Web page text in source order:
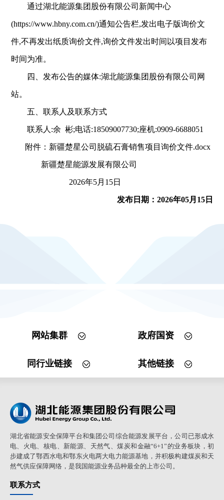
通过湖北能源集团股份有限公司新闻中心
(https://www.hbny.com.cn/)通知公告栏,发出电子版询价文
件,不再发出纸质询价文件,询价文件发出时间以项目发布
时间为准。
四、发布公告的媒体:湖北能源集团股份有限公司网
站。
五、联系人及联系方式
联系人:余 彬;电话:18509007730;座机:0909-6688051
附件：新疆楚星公司脱硫石膏销售项目询价文件.docx
新疆楚星能源发展有限公司
2026年5月15日
发布日期：2026年05月15日
网站集群 政府国资
同行业链接 其他链接
湖北省能源安全保障平台和集团公司综合能源发展平台，公司已形成水
电、火电、核电、新能源、天然气、煤炭和金融“6+1”的业务板块，初
步建成了鄂西水电和鄂东火电两大电力能源基地，并积极构建煤炭和天
然气供应保障网络，是我国能源业务品种最全的上市公司。
联系方式